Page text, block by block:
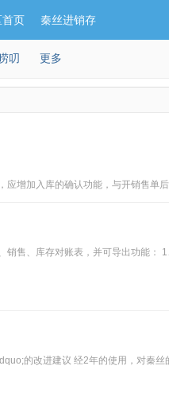
首页 秦丝进销存
叨 更多
应增加入库的确认功能，与开销售单
销售、库存对账表，并可导出功能：
的改进建议 经2年的使用，对秦